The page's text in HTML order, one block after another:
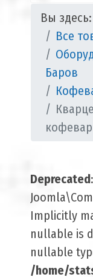
Вы здесь:
Все
Баров
Deprecated:
Implicitly
nullable is
nullable
/home/